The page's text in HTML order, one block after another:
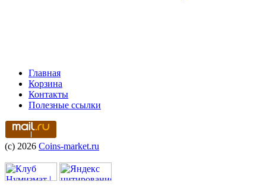
Главная
Корзина
Контакты
Полезные ссылки
(c) 2026 Coins-market.ru